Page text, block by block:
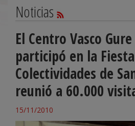
Noticias
El Centro Vasco
participó en la
Colectividades de
reunió a 60.000
15/11/2010